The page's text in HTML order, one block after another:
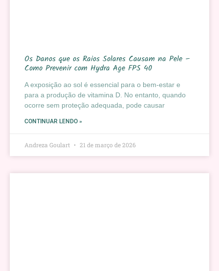
Os Danos que os Raios Solares Causam na Pele –
Como Prevenir com Hydra Age FPS 40
A exposição ao sol é essencial para o bem-estar e
para a produção de vitamina D. No entanto, quando
ocorre sem proteção adequada, pode causar
CONTINUAR LENDO »
Andreza Goulart 21 de março de 2026